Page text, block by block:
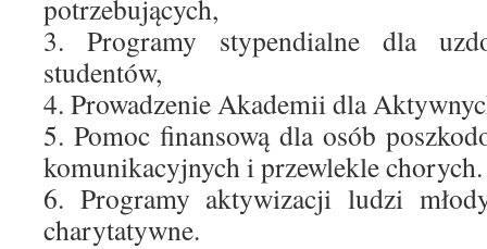
potrzebujących,
3. Programy stypendialne dla
studentów,
4. Prowadzenie Akademii dla
5. Pomoc finansową dla osób
komunikacyjnych i przewlekle chorych.
6. Programy aktywizacji ludzi
charytatywne.